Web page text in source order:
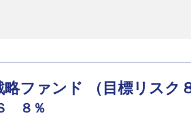
ファンド （目標リスク
８％